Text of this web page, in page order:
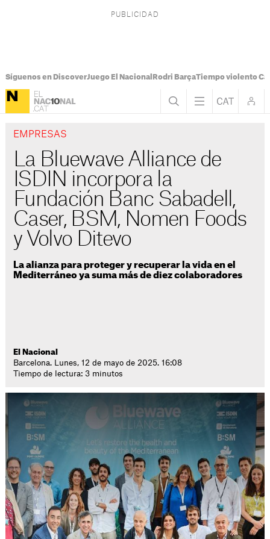
Síguenos en DiscoverJuego El Nacional Rodri BarçaTiempo violento
EMPRESAS
La Bluewave Alliance de
ISDIN incorpora la
Fundación Banc Sabadell,
Caser, BSM, Nomen Foods
y Volvo Ditevo
La alianza para proteger y recuperar la vida en el
Mediterráneo ya suma más de diez colaboradores
El Nacional
Barcelona. Lunes, 12 de mayo de 2025. 16:08
Tiempo de lectura: 3 minutos